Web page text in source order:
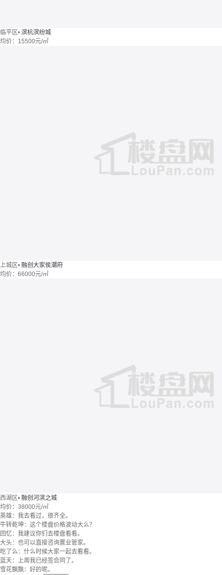
临平区• 滨杭滨纷城
均价： 15500元/㎡
上城区• 融创大家侯潮府
均价： 66000元/㎡
西湖区• 融创河滨之城
均价： 38000元/㎡
英雄：我去看过，很齐全。
牛转乾坤：这个楼盘价格波动大么？
回忆：我建议你们去楼盘看看。
大头：也可以直接咨询置业管家。
吃了么：什么时候大家一起去看看。
蓝天：上周我已经签合同了。
雪花飘飘：好的呢。